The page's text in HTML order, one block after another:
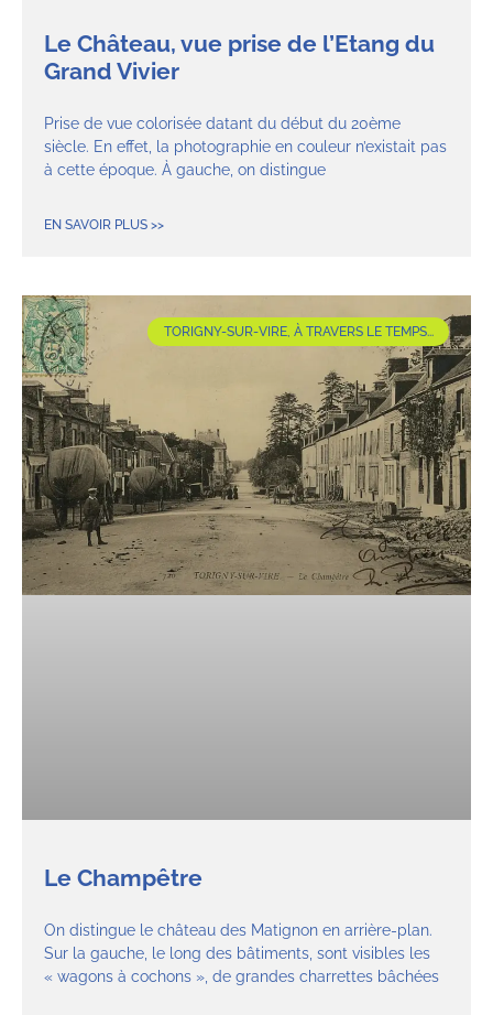
Le Château, vue prise de l’Etang du
Grand Vivier
Prise de vue colorisée datant du début du 20ème
siècle. En effet, la photographie en couleur n’existait pas
à cette époque. À gauche, on distingue
EN SAVOIR PLUS >>
TORIGNY-SUR-VIRE, À TRAVERS LE TEMPS...
Le Champêtre
On distingue le château des Matignon en arrière-plan.
Sur la gauche, le long des bâtiments, sont visibles les
« wagons à cochons », de grandes charrettes bâchées